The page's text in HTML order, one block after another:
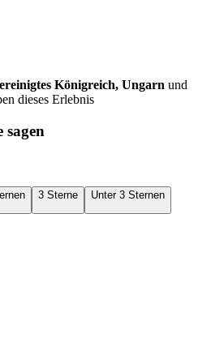
Königreich, Ungarn und
dieses Erlebnis
sagen
3 Sterne Unter 3 Sternen